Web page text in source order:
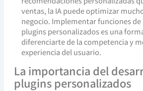
ventas, la IA puede optimizar
negocio. Implementar funciones de
plugins personalizados es una
diferenciarte de la competencia y
experiencia del usuario.
La importancia del
plugins personalizados